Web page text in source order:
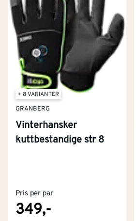
+ 8 VARIANTER
GRANBERG
Vinterhansker
kuttbestandige str 8
Pris per par
349,-
Kjøpsbetingelser
Tjenester
Byggevarehus og åpningstider